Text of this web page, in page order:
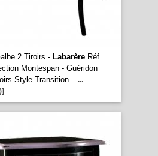
2 Tiroirs - LabarèreRéf.
Montespan - Guéridon
Style Transition
...